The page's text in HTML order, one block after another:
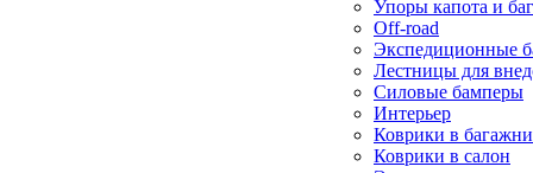
Упоры капота и
Off-road
Экспедиционные
Лестницы для
Силовые бамперы
Интерьер
Коврики в
Коврики в салон